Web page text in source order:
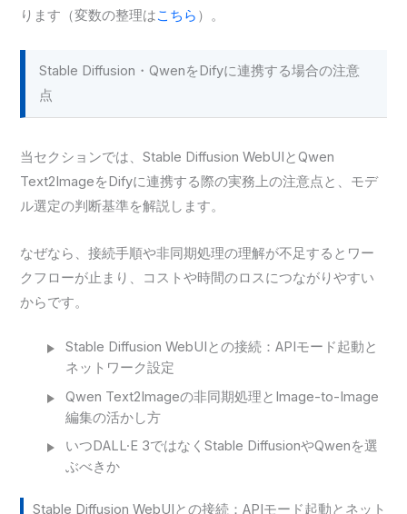
ります（変数の整理はこちら ）。
Stable Diffusion・QwenをDifyに連携する場合の注意
点
当セクションでは、Stable Diffusion WebUIとQwen
Text2ImageをDifyに連携する際の実務上の注意点と、モデ
ル選定の判断基準を解説します。
なぜなら、接続手順や非同期処理の理解が不足するとワー
クフローが止まり、コストや時間のロスにつながりやすい
からです。
Stable Diffusion WebUIとの接続：APIモード起動と
ネットワーク設定
Qwen Text2Imageの非同期処理とImage-to-Image
編集の活かし方
いつDALL·E 3ではなくStable DiffusionやQwenを選
ぶべきか
Stable Diffusion WebUIとの接続：APIモード起動とネット